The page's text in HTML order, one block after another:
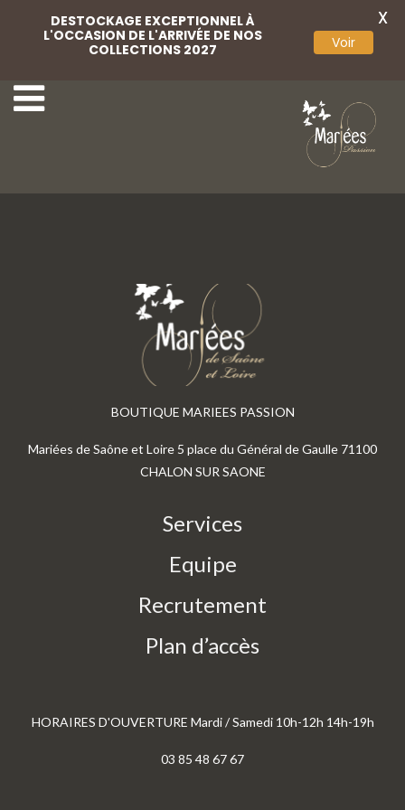
BOUTIQUE MARIEES PASSION
Mariées de Saône et Loire 5 place du Général de Gaulle 71100
CHALON SUR SAONE
Services
Equipe
Recrutement
Plan d’accès
HORAIRES D'OUVERTURE Mardi / Samedi 10h-12h 14h-19h
03 85 48 67 67
DESTOCKAGE EXCEPTIONNEL À
L'OCCASION DE L'ARRIVÉE DE NOS
COLLECTIONS 2027
Voir
X